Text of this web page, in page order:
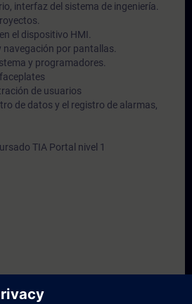
interfaz del sistema de ingeniería.
el dispositivo HMI.
por pantallas.
y programadores.
de usuarios
de datos y el registro de alarmas,
TIA Portal nivel 1